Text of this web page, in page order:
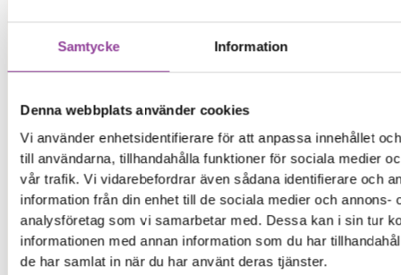
Samtycke Information
Denna webbplats använder cookies
Vi använder enhetsidentifierare för att anpassa innehållet
till användarna, tillhandahålla funktioner för sociala medier
vår trafik. Vi vidarebefordrar även sådana identifierare och
information från din enhet till de sociala medier och annons-
analysföretag som vi samarbetar med. Dessa kan i sin tur
informationen med annan information som du har
de har samlat in när du har använt deras tjänster.
iph
xia
xiaomi
iphon
iphone 13